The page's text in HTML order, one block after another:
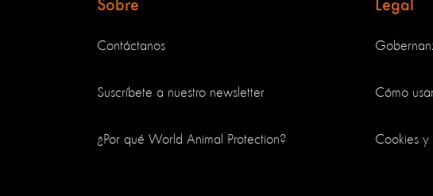
Sobre
Contáctanos
Suscríbete a nuestro newsletter
¿Por qué World Animal Protection?
Legal
Cómo
Cookies